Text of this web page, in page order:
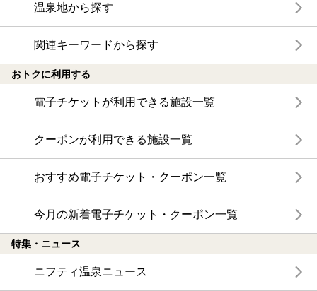
温泉地から探す
関連キーワードから探す
おトクに利用する
電子チケットが利用できる施設一覧
クーポンが利用できる施設一覧
おすすめ電子チケット・クーポン一覧
今月の新着電子チケット・クーポン一覧
特集・ニュース
ニフティ温泉ニュース